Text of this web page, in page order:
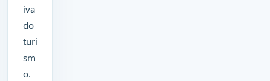
iva
do
turi
sm
o.